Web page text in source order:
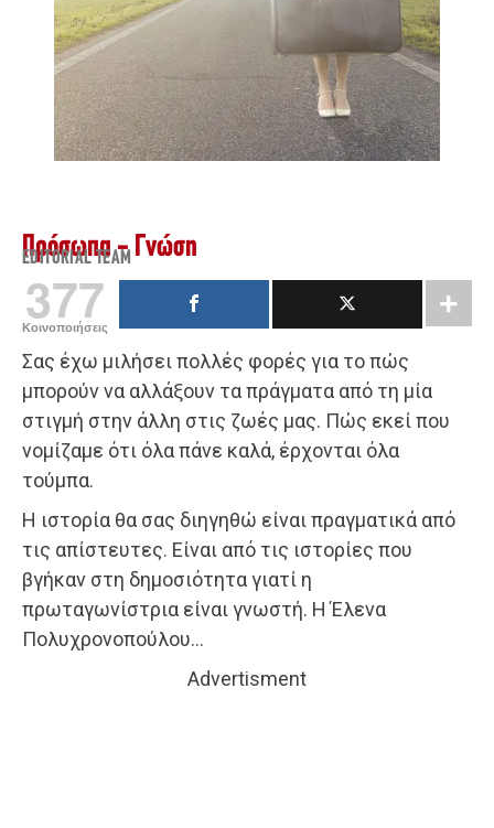
Πρόσωπα - Γνώση
EDITORIAL TEAM
377
Κοινοποιήσεις
Σας έχω μιλήσει πολλές φορές για το πώς
μπορούν να αλλάξουν τα πράγματα από τη μία
στιγμή στην άλλη στις ζωές μας. Πώς εκεί που
νομίζαμε ότι όλα πάνε καλά, έρχονται όλα
τούμπα.
Η ιστορία θα σας διηγηθώ είναι πραγματικά από
τις απίστευτες. Είναι από τις ιστορίες που
βγήκαν στη δημοσιότητα γιατί η
πρωταγωνίστρια είναι γνωστή. Η Έλενα
Πολυχρονοπούλου…
Advertisment